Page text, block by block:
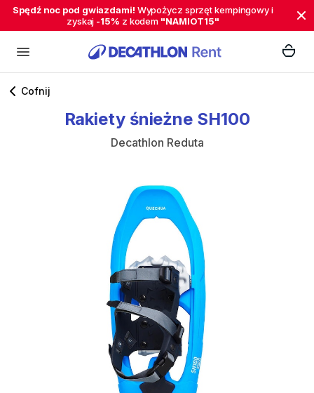
Spędź noc pod gwiazdami! Wypożycz sprzęt kempingowy i
zyskaj -15% z kodem "NAMIOT15"
Cofnij
Rakiety śnieżne SH100
Decathlon Reduta